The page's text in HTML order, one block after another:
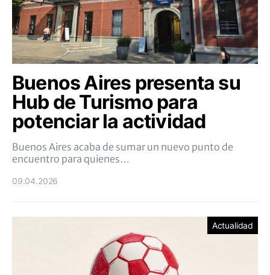
Buenos Aires presenta su
Hub de Turismo para
potenciar la actividad
Buenos Aires acaba de sumar un nuevo punto de
encuentro para quienes…
09.04.2026
Actualidad